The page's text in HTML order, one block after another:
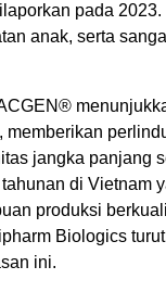
pada
anak, serta
, memberikan
jangka panjang
di Vietnam
produksi
Biologics
ini.